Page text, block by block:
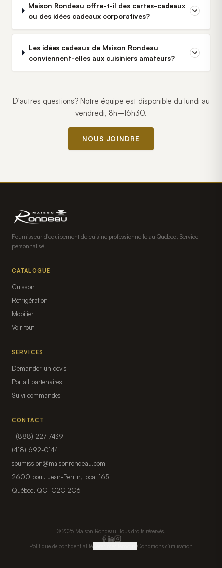
Maison Rondeau offre-t-il des cartes-cadeaux
ou des idées cadeaux corporatives?
Les idées cadeaux de Maison Rondeau
conviennent-elles aux cuisiniers amateurs?
D'autres questions? Notre équipe est disponible du lundi au
vendredi, 8h–16h30.
NOUS JOINDRE
Fournisseur d'équipement de cuisine professionnelle au Québec. Service
personnalisé.
CATALOGUE
Cuisson
Réfrigération
Mobilier
Voir tout
SERVICES
Demander un devis
Portail partenaires
Suivi commandes
CONTACT
1 (888) 227-7439
(418) 692-0144
soumission@maisonrondeau.com
2600 boul. Jean-Perrin, local 165
Québec, QC G2C 2C6
© 2026 Maison Rondeau. Tous droits réservés.
Politique de confidentialité Conditions d'utilisation